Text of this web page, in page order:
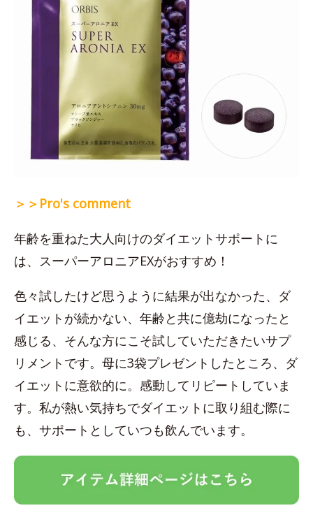
＞＞Pro's comment
年齢を重ねた大人向けのダイエットサポートに
は、スーパーアロニアEXがおすすめ！
色々試したけど思うように結果が出なかった、ダ
イエットが続かない、年齢と共に億劫になったと
感じる、そんな方にこそ試していただきたいサプ
リメントです。母に3袋プレゼントしたところ、ダ
イエットに意欲的に。感動してリピートしていま
す。私が熱い気持ちでダイエットに取り組む際に
も、サポートとしていつも飲んでいます。